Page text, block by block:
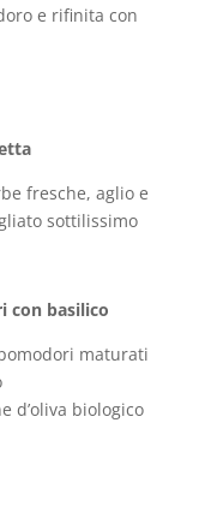
e rifinita con
fresche, aglio e
sottilissimo
con basilico
maturati
d’oliva biologico